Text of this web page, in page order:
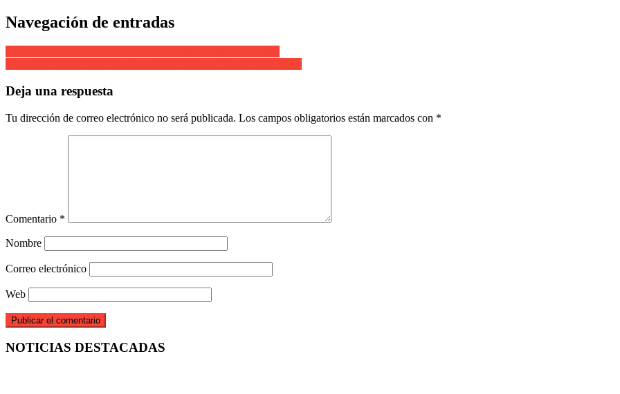
Navegación de entradas
Deja una respuesta
Tu dirección de correo electrónico no será publicada. Los campos obligatorios están marcados con *
Comentario *
Nombre
Correo electrónico
Web
NOTICIAS DESTACADAS